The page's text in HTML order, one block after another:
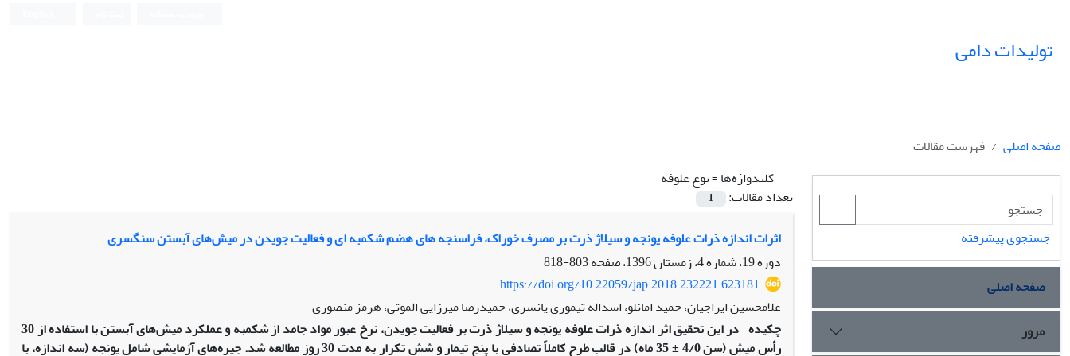
تولیدات دامی
صفحه اصلی
فهرست مقالات
کلیدواژه‌ها =نوع علوفه
تعداد مقالات:
1
اثرات اندازه ذرات علوفه یونجه و سیلاژ ذرت بر مصرف خوراک، فراسنجه های هضم شکمبه ای و فعالیت جویدن در میش‌های آبستن سنگسری
دوره 19، شماره 4، زمستان 1396، صفحه
803-818
https://doi.org/10.22059/jap.2018.232221.623181
غلامحسین ایراجیان، حمید امانلو، اسداله تیموری یانسری، حمیدرضا میرزایی الموتی، هرمز منصوری
چکیده
در این تحقیق اثر اندازه ذرات علوفه یونجه و سیلاژ ذرت بر فعالیت جویدن، نرخ عبور مواد جامد از شکمبه و عملکرد میش‌های آبستن با استفاده از 30
رأس میش (سن 4/0 ± 35 ماه) در قالب طرح کاملاً تصادفی با پنج تیمار و شش تکرار به مدت 30 روز مطالعه شد. جیره‌های آزمایشی شامل یونجه (سه اندازه، با
جستجوی پیشرفته
صفحه اصلی
مرور